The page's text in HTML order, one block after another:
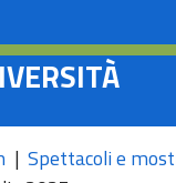
Spettacoli e